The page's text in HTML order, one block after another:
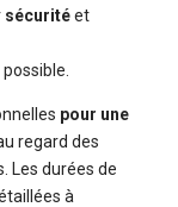
sécuritéet
pour une
regard des
Les durées de
à